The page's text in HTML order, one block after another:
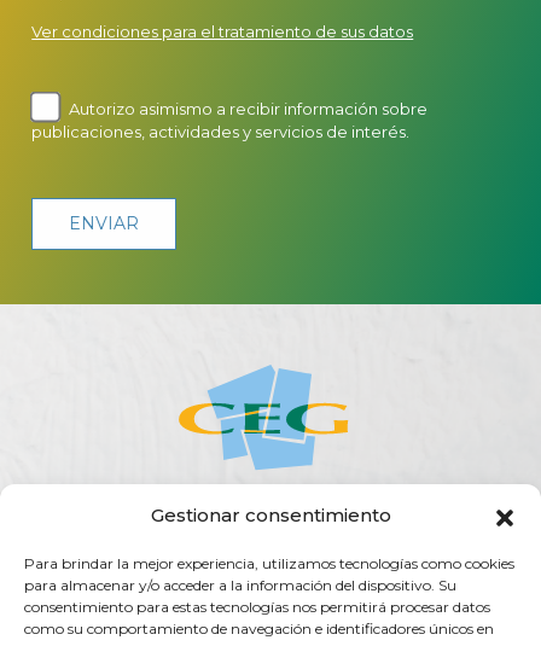
Gestionar consentimiento
Para brindar la mejor experiencia, utilizamos tecnologías como cookies
para almacenar y/o acceder a la información del dispositivo. Su
consentimiento para estas tecnologías nos permitirá procesar datos
como su comportamiento de navegación e identificadores únicos en
Ver condiciones para el tratamiento de sus datos
Autorizo asimismo a recibir información sobre
publicaciones, actividades y servicios de interés.
SERVICIOS
TRANSPARENCIA CONTACTO
Rúa do Vilar, 54 - 15705